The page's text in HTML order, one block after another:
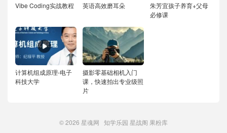
Vibe Coding实战教程 英语高效磨耳朵
朱芳宜孩子养育+父母
必修课
计算机组成原理-电子
科技大学
摄影零基础相机入门
课，快速拍出专业级照
片
© 2026 星魂网 知学乐园 星战阁 果粉库